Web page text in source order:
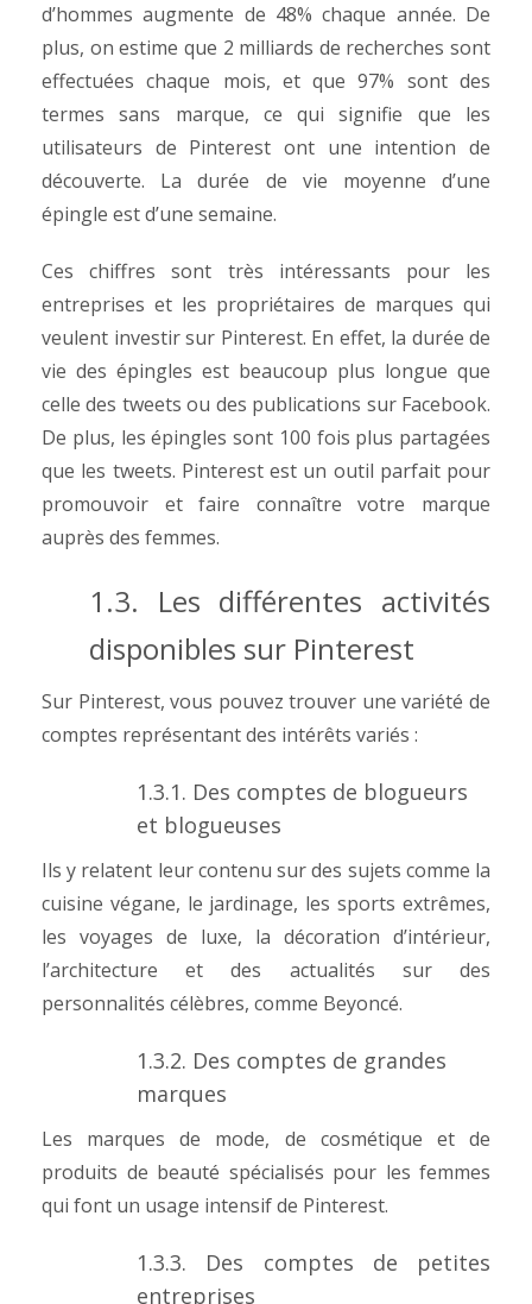
d’hommes augmente de 48% chaque année. De
plus, on estime que 2 milliards de recherches sont
effectuées chaque mois, et que 97% sont des
termes sans marque, ce qui signifie que les
utilisateurs de Pinterest ont une intention de
découverte. La durée de vie moyenne d’une
épingle est d’une semaine.
Ces chiffres sont très intéressants pour les
entreprises et les propriétaires de marques qui
veulent investir sur Pinterest. En effet, la durée de
vie des épingles est beaucoup plus longue que
celle des tweets ou des publications sur Facebook.
De plus, les épingles sont 100 fois plus partagées
que les tweets. Pinterest est un outil parfait pour
promouvoir et faire connaître votre marque
auprès des femmes.
1.3. Les différentes activités
disponibles sur Pinterest
Sur Pinterest, vous pouvez trouver une variété de
comptes représentant des intérêts variés :
1.3.1. Des comptes de blogueurs
et blogueuses
Ils y relatent leur contenu sur des sujets comme la
cuisine végane, le jardinage, les sports extrêmes,
les voyages de luxe, la décoration d’intérieur,
l’architecture et des actualités sur des
personnalités célèbres, comme Beyoncé.
1.3.2. Des comptes de grandes
marques
Les marques de mode, de cosmétique et de
produits de beauté spécialisés pour les femmes
qui font un usage intensif de Pinterest.
1.3.3. Des comptes de petites
entreprises